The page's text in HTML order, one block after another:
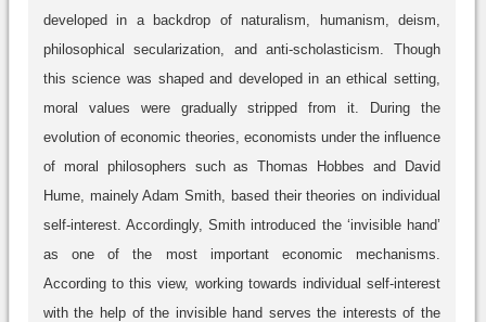
developed in a backdrop of naturalism, humanism, deism,
philosophical secularization, and anti-scholasticism. Though
this science was shaped and developed in an ethical setting,
moral values were gradually stripped from it. During the
evolution of economic theories, economists under the influence
of moral philosophers such as Thomas Hobbes and David
Hume, mainely Adam Smith, based their theories on individual
self-interest. Accordingly, Smith introduced the ‘invisible hand’
as one of the most important economic mechanisms.
According to this view, working towards individual self-interest
with the help of the invisible hand serves the interests of the